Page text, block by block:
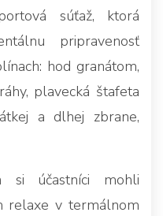
súťaž, ktorá
pripravenosť
hod granátom,
plavecká štafeta
a dlhej zbrane,
si účastníci mohli
relaxe v termálnom